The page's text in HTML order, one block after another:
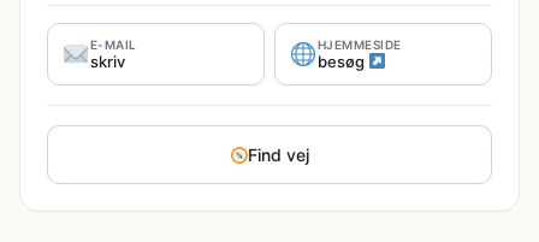
E-MAIL
skriv
HJEMMESIDE
besøg
Find vej